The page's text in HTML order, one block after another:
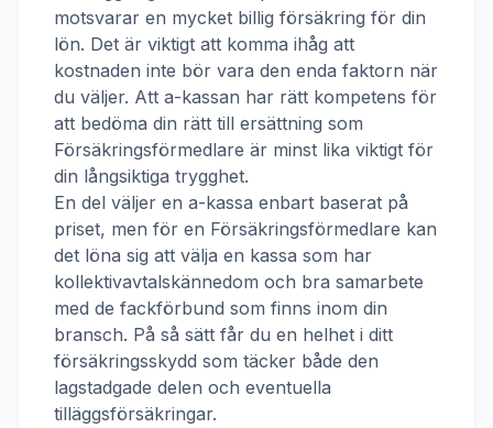
motsvarar en mycket billig försäkring för din
lön. Det är viktigt att komma ihåg att
kostnaden inte bör vara den enda faktorn när
du väljer. Att a-kassan har rätt kompetens för
att bedöma din rätt till ersättning som
Försäkringsförmedlare är minst lika viktigt för
din långsiktiga trygghet.
En del väljer en a-kassa enbart baserat på
priset, men för en Försäkringsförmedlare kan
det löna sig att välja en kassa som har
kollektivavtalskännedom och bra samarbete
med de fackförbund som finns inom din
bransch. På så sätt får du en helhet i ditt
försäkringsskydd som täcker både den
lagstadgade delen och eventuella
tilläggsförsäkringar.